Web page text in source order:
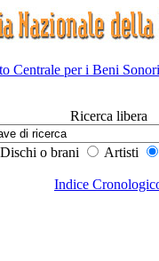
Centrale per i Beni
Ricerca libera
Dischi o brani Artisti
Indice